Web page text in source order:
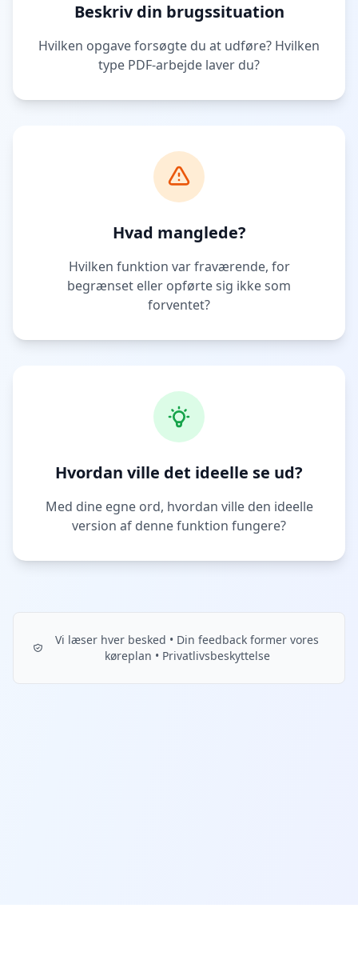
Beskriv din brugssituation
Hvilken opgave forsøgte du at udføre? Hvilken
type PDF-arbejde laver du?
Hvad manglede?
Hvilken funktion var fraværende, for
begrænset eller opførte sig ikke som
forventet?
Hvordan ville det ideelle se ud?
Med dine egne ord, hvordan ville den ideelle
version af denne funktion fungere?
Vi læser hver besked • Din feedback former vores
køreplan • Privatlivsbeskyttelse